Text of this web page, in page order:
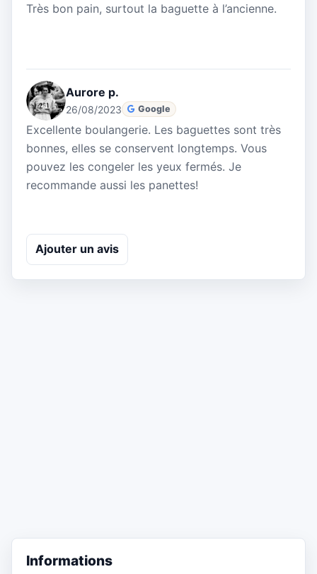
Très bon pain, surtout la baguette à l’ancienne.
Aurore p.
26/08/2023 Google
Excellente boulangerie. Les baguettes sont très
bonnes, elles se conservent longtemps. Vous
pouvez les congeler les yeux fermés. Je
recommande aussi les panettes!
Ajouter un avis
Informations